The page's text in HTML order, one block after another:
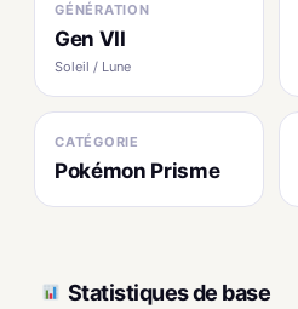
GÉNÉRATION
Gen VII
Soleil / Lune
CATÉGORIE
Pokémon Prisme
Statistiques de base